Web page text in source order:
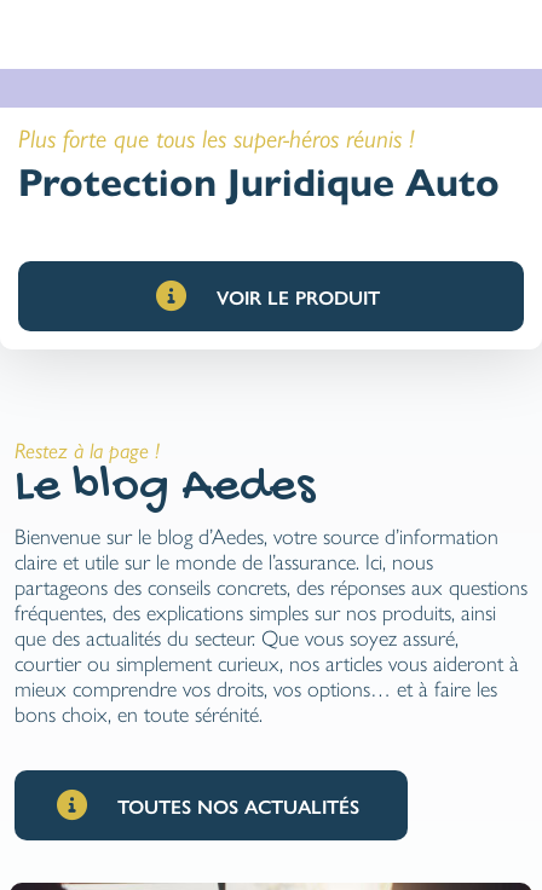
Plus forte que tous les super-héros réunis !
Protection Juridique Auto
VOIR LE PRODUIT
Restez à la page !
Le blog Aedes
Bienvenue sur le blog d’Aedes, votre source d’information
claire et utile sur le monde de l’assurance. Ici, nous
partageons des conseils concrets, des réponses aux questions
fréquentes, des explications simples sur nos produits, ainsi
que des actualités du secteur. Que vous soyez assuré,
courtier ou simplement curieux, nos articles vous aideront à
mieux comprendre vos droits, vos options… et à faire les
bons choix, en toute sérénité.
TOUTES NOS ACTUALITÉS